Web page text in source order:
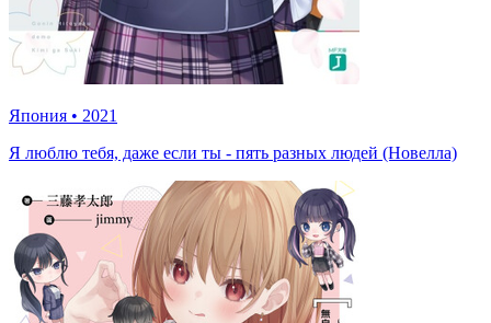
Япония • 2021
Я люблю тебя, даже если ты - пять разных людей (Новелла)